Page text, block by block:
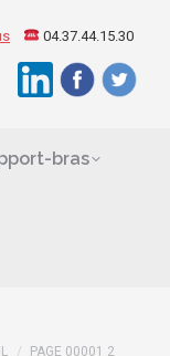
04.37.44.15.30
bras
PAGE 00001 2